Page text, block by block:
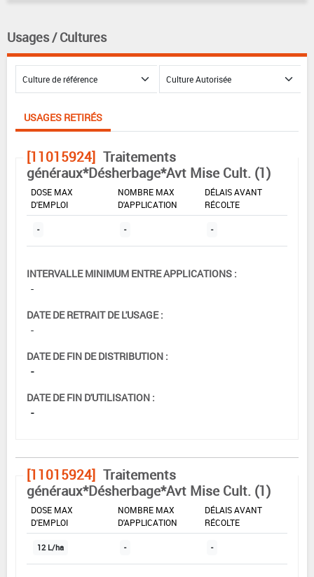
Usages / Cultures
USAGES RETIRÉS
[11015924] Traitements
généraux*Désherbage*Avt Mise Cult. (1)
DOSE MAX
D'EMPLOI
NOMBRE MAX
D'APPLICATION
DÉLAIS AVANT
RÉCOLTE
- - -
INTERVALLE MINIMUM ENTRE APPLICATIONS :
-
DATE DE RETRAIT DE L'USAGE :
-
DATE DE FIN DE DISTRIBUTION :
-
DATE DE FIN D'UTILISATION :
-
[11015924] Traitements
généraux*Désherbage*Avt Mise Cult. (1)
DOSE MAX
D'EMPLOI
NOMBRE MAX
D'APPLICATION
DÉLAIS AVANT
RÉCOLTE
12 L/ha - -